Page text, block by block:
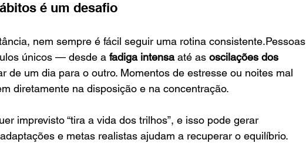
é um desafio
nem sempre é fácil seguir uma rotina consistente.Pessoas
únicos — desde a fadiga intensa até as oscilações dos
de um dia para o outro. Momentos de estresse ou noites mal
diretamente na disposição e na concentração.
imprevisto “tira a vida dos trilhos”, e isso pode gerar
e metas realistas ajudam a recuperar o equilíbrio.